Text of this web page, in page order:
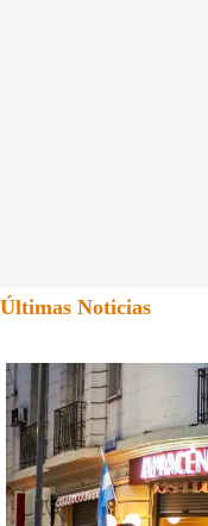
Últimas Noticias